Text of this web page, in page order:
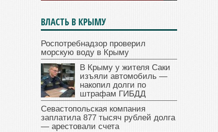
ВЛАСТЬ В КРЫМУ
Роспотребнадзор проверил
морскую воду в Крыму
В Крыму у жителя Саки
изъяли автомобиль —
накопил долги по
штрафам ГИБДД
Севастопольская компания
заплатила 877 тысяч рублей долга
— арестовали счета